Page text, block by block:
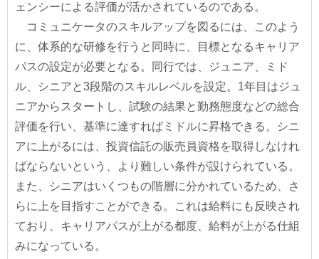
ェンシーによる評価が活かされているのである。
コミュニケータのスキルアップを図るには、このよう
に、体系的な研修を行うと同時に、目標となるキャリア
パスの設定が必要となる。同行では、ジュニア、ミド
ル、シニアと3段階のスキルレベルを設定。1年目はジュ
ニアからスタートし、試験の結果と勤務態度などの総合
評価を行い、基準に達すればミドルに昇格できる。シニ
アに上がるには、投資信託の販売員資格を取得しなけれ
ばならないという、より難しい条件が設けられている。
また、シニアはいくつもの階層に分かれているため、さ
らに上を目指すことができる。これは給料にも反映され
ており、キャリアパスが上がる都度、給料が上がる仕組
みになっている。